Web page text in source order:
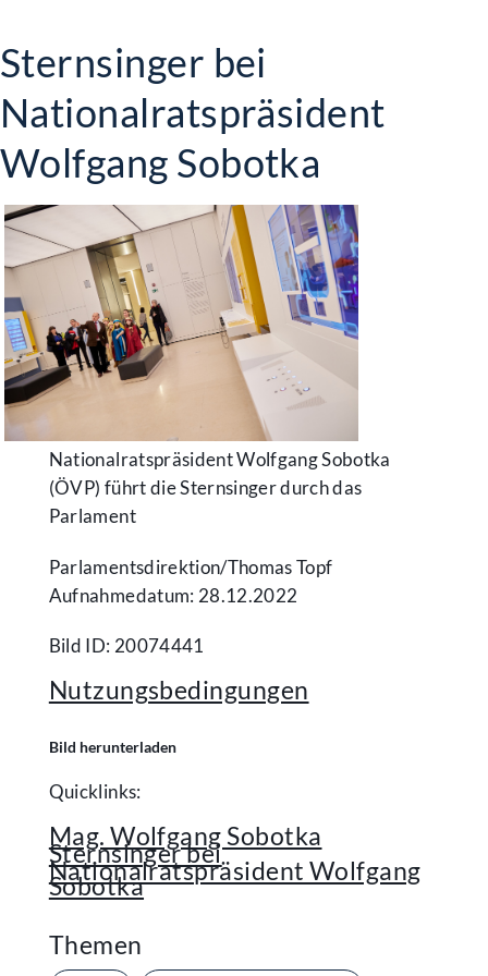
Sternsinger bei
Nationalratspräsident
Wolfgang Sobotka
Nationalratspräsident Wolfgang Sobotka
(ÖVP) führt die Sternsinger durch das
Parlament
Parlamentsdirektion/​Thomas Topf
Aufnahmedatum: 28.12.2022
Bild ID: 20074441
Nutzungsbedingungen
Bild herunterladen
Quicklinks:
Mag. Wolfgang Sobotka
Sternsinger bei
Nationalratspräsident Wolfgang
Sobotka
Themen